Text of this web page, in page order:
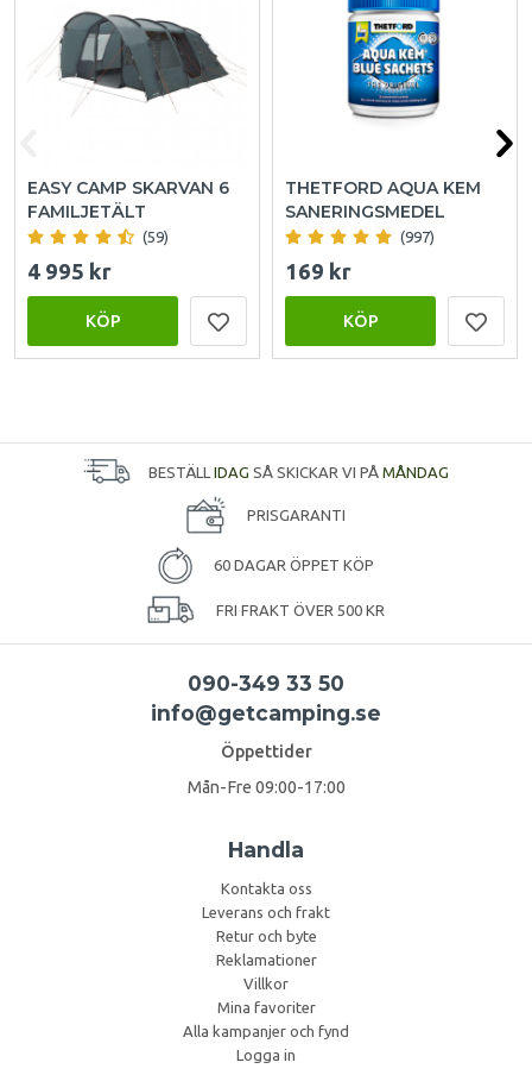
EASY CAMP SKARVAN 6
FAMILJETÄLT
(59)
4 995 kr
KÖP
THETFORD AQUA KEM
SANERINGSMEDEL
(997)
169 kr
KÖP
BESTÄLL IDAG SÅ SKICKAR VI PÅ MÅNDAG
PRISGARANTI
60 DAGAR ÖPPET KÖP
FRI FRAKT ÖVER 500 KR
090-349 33 50
info@getcamping.se
Öppettider
Mån-Fre 09:00-17:00
Handla
Kontakta oss
Leverans och frakt
Retur och byte
Reklamationer
Villkor
Mina favoriter
Alla kampanjer och fynd
Logga in